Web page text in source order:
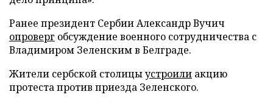
Ранее президент Сербии Александр Вучич
опроверг обсуждение военного сотрудничества с
Владимиром Зеленским в Белграде.
Жители сербской столицыустроили акцию
протеста против приезда Зеленского.